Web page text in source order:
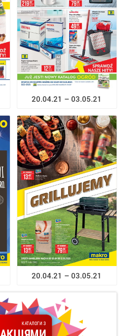
20.04.21 – 03.05.21
20.04.21 – 03.05.21
КАТАЛОГИ З